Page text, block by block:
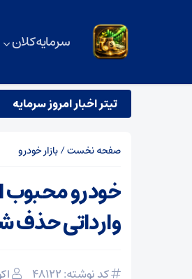
سرمایه کلان
تیتر اخبار امروز سرمایه
بازار آهن در روزهای پرتنش خاورمیانه
صفحه نخست/بازار خودرو
خودرو
وارداتی حذف
کد نوشته: 48122